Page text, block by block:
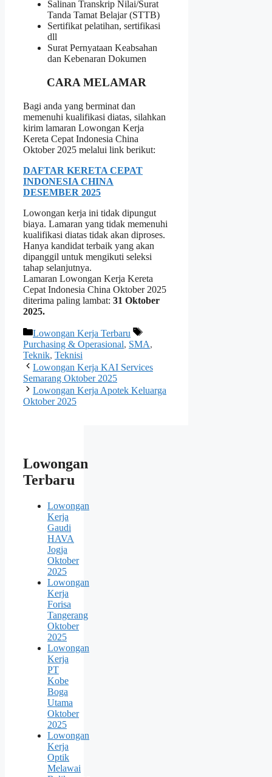
Salinan Transkrip Nilai/Surat
Tanda Tamat Belajar (STTB)
Sertifikat pelatihan, sertifikasi
dll
Surat Pernyataan Keabsahan
dan Kebenaran Dokumen
CARA MELAMAR
Bagi anda yang berminat dan
memenuhi kualifikasi diatas, silahkan
kirim lamaran Lowongan Kerja
Kereta Cepat Indonesia China
Oktober 2025 melalui link berikut:
DAFTAR KERETA CEPAT
INDONESIA CHINA
DESEMBER 2025
Lowongan kerja ini tidak dipungut
biaya. Lamaran yang tidak memenuhi
kualifikasi diatas tidak akan diproses.
Hanya kandidat terbaik yang akan
dipanggil untuk mengikuti seleksi
tahap selanjutnya.
Lamaran Lowongan Kerja Kereta
Cepat Indonesia China Oktober 2025
diterima paling lambat: 31 Oktober
2025.
Kategori
Lowongan Kerja Terbaru
Tag
Purchasing & Operasional, SMA,
Teknik, Teknisi
Lowongan Kerja KAI Services
Semarang Oktober 2025
Lowongan Kerja Apotek Keluarga
Oktober 2025
Lowongan
Terbaru
Lowongan
Kerja
Gaudi
HAVA
Jogja
Oktober
2025
Lowongan
Kerja
Forisa
Tangerang
Oktober
2025
Lowongan
Kerja
PT
Kobe
Boga
Utama
Oktober
2025
Lowongan
Kerja
Optik
Melawai